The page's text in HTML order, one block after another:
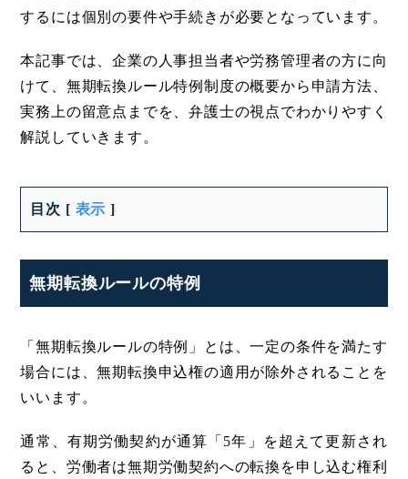
するには個別の要件や手続きが必要となっています。
本記事では、企業の人事担当者や労務管理者の方に向
けて、無期転換ルール特例制度の概要から申請方法、
実務上の留意点までを、弁護士の視点でわかりやすく
解説していきます。
目次 [ 表示 ]
無期転換ルールの特例
「無期転換ルールの特例」とは、一定の条件を満たす
場合には、無期転換申込権の適用が除外されることを
いいます。
通常、有期労働契約が通算「5年」を超えて更新され
ると、労働者は無期労働契約への転換を申し込む権利